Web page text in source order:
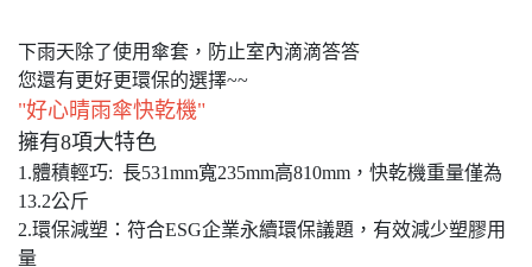
下雨天除了使用傘套，防止室內滴滴答答
您還有更好更環保的選擇~~
"好心晴雨傘快乾機"
擁有8項大特色
1.體積輕巧: 長531mm寬235mm高810mm，快乾機重量僅為
13.2公斤
2.環保減塑：符合ESG企業永續環保議題，有效減少塑膠用
量